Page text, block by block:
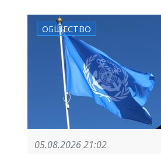
ОБЩЕСТВО
05.08.2026 21:02